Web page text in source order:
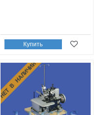
Купить
НЕТ В НАЛИЧИИ